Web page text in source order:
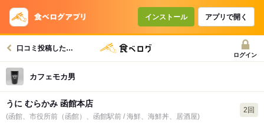
インストール アプリで開く
口コミ投稿したお店一覧
ログイン
カフェモカ男
うに むらかみ 函館本店
(函館、市役所前（函館）、函館駅前 / 海鮮、海鮮丼、居酒屋)
2回